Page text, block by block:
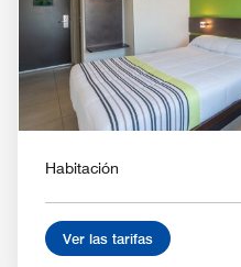
Habitación
Ver las tarifas